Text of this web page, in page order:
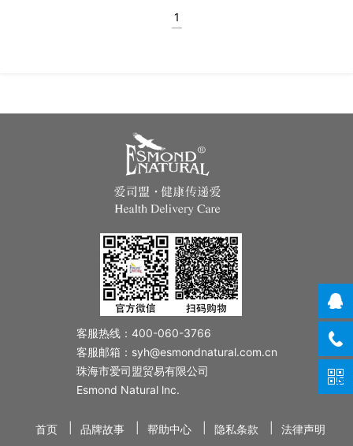
1
客服热线：400-060-3766
客服邮箱：syh@esmondnatural.com.cn
珠海市爱司盟贸易有限公司
Esmond Natural lnc.
首页 品牌故事 帮助中心 隐私条款 法律声明